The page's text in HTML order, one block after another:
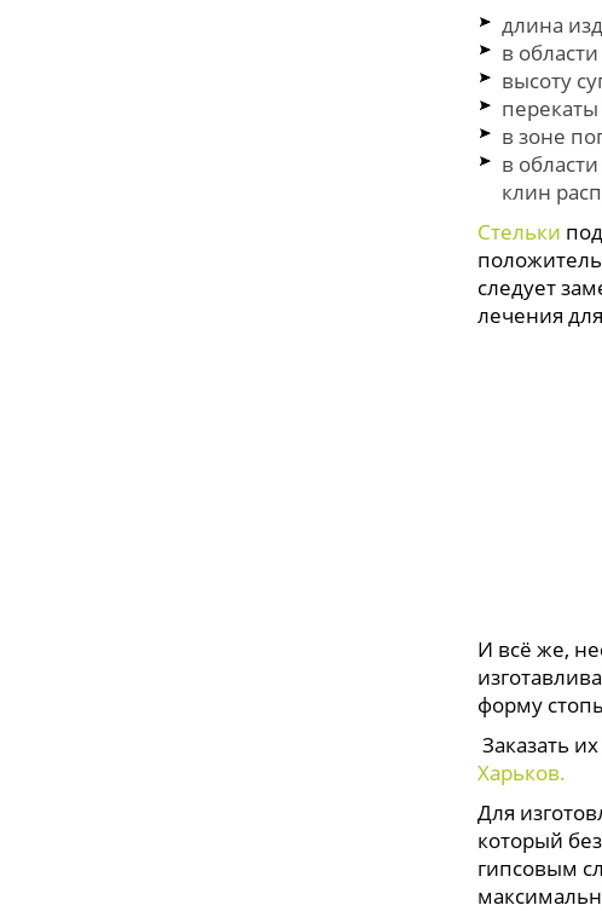
длина
в
высоту
в зоне
в
клин
Стельки
следует
лечения
И всё же,
форму
Заказать
Харьков.
Для
который
гипсовым